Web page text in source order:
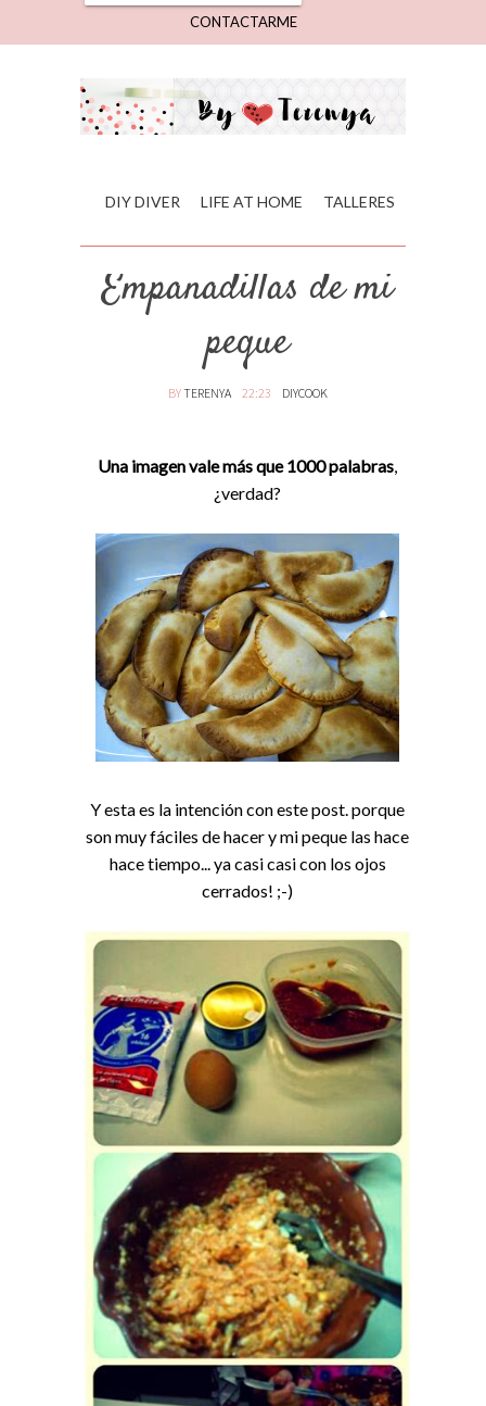
CONTACTARME
DIY DIVER LIFE AT HOME TALLERES
Empanadillas de mi
peque
BYTERENYA 22:23 DIYCOOK
Una imagen vale más que 1000 palabras,
¿verdad?
Y esta es la intención con este post. porque
son muy fáciles de hacer y mi peque las hace
hace tiempo... ya casi casi con los ojos
cerrados! ;-)